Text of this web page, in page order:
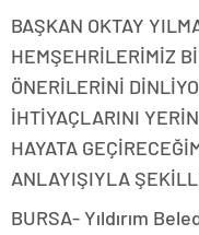
BAŞKAN OKTAY
HEMŞEHRİLERİMİZ
ÖNERİLERİNİ
İHTİYAÇLARINI
HAYATA
ANLAYIŞIYLA
BURSA- Yıldırım